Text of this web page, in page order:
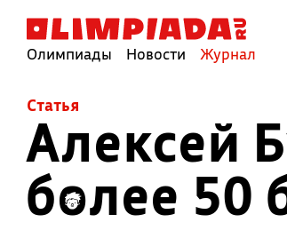
Олимпиады Новости Журнал
Cтатья
Алексей
более 50